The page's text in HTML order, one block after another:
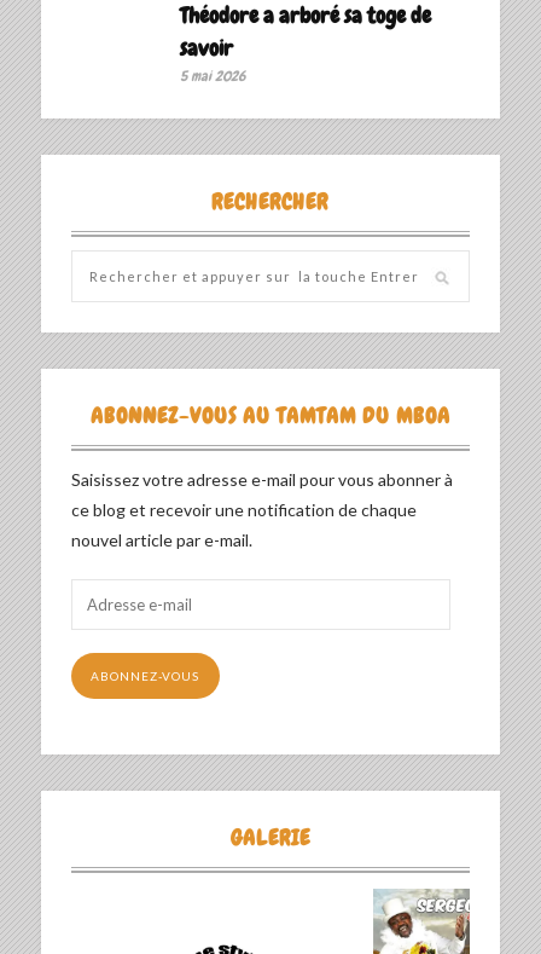
Théodore a arboré sa toge de
savoir ‎
5 mai 2026
RECHERCHER
ABONNEZ-VOUS AU TAMTAM DU MBOA
Saisissez votre adresse e-mail pour vous abonner à
ce blog et recevoir une notification de chaque
nouvel article par e-mail.
mail
ABONNEZ-VOUS
GALERIE